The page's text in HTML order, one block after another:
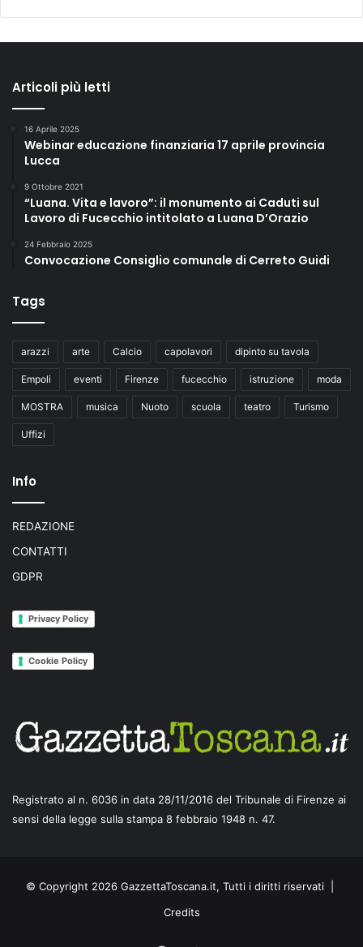
Articoli più letti
16 Aprile 2025
Webinar educazione finanziaria 17 aprile provincia
Lucca
9 Ottobre 2021
“Luana. Vita e lavoro”: il monumento ai Caduti sul
Lavoro di Fucecchio intitolato a Luana D’Orazio
24 Febbraio 2025
Convocazione Consiglio comunale di Cerreto Guidi
Tags
arazzi arte Calcio capolavori dipinto su tavola
Empoli eventi Firenze fucecchio istruzione moda
MOSTRA musica Nuoto scuola teatro Turismo
Uffizi
Info
REDAZIONE
CONTATTI
GDPR
Privacy Policy
Cookie Policy
Registrato al n. 6036 in data 28/11/2016 del Tribunale di Firenze ai
sensi della legge sulla stampa 8 febbraio 1948 n. 47.
© Copyright 2026 GazzettaToscana.it, Tutti i diritti riservati |
Credits